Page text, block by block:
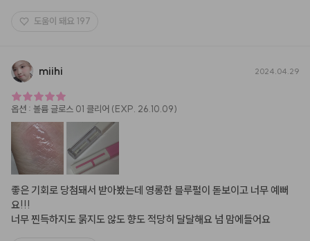
도움이 돼요 197
miihi 2024.04.29
옵션 : 볼륨 글로스 01 클리어 (EXP. 26.10.09)
좋은 기회로 당첨돼서 받아봤는데 영롱한 블루펄이 돋보이고 너무 예뻐
요!!!
너무 찐득하지도 묽지도 않도 향도 적당히 달달해요 넘 맘에들어요